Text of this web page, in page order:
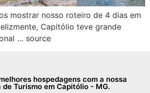
mostrar nosso roteiro de 4 dias em
Capitólio teve grande
… source
hospedagens com a nossa
de Turismo em Capitólio - MG.